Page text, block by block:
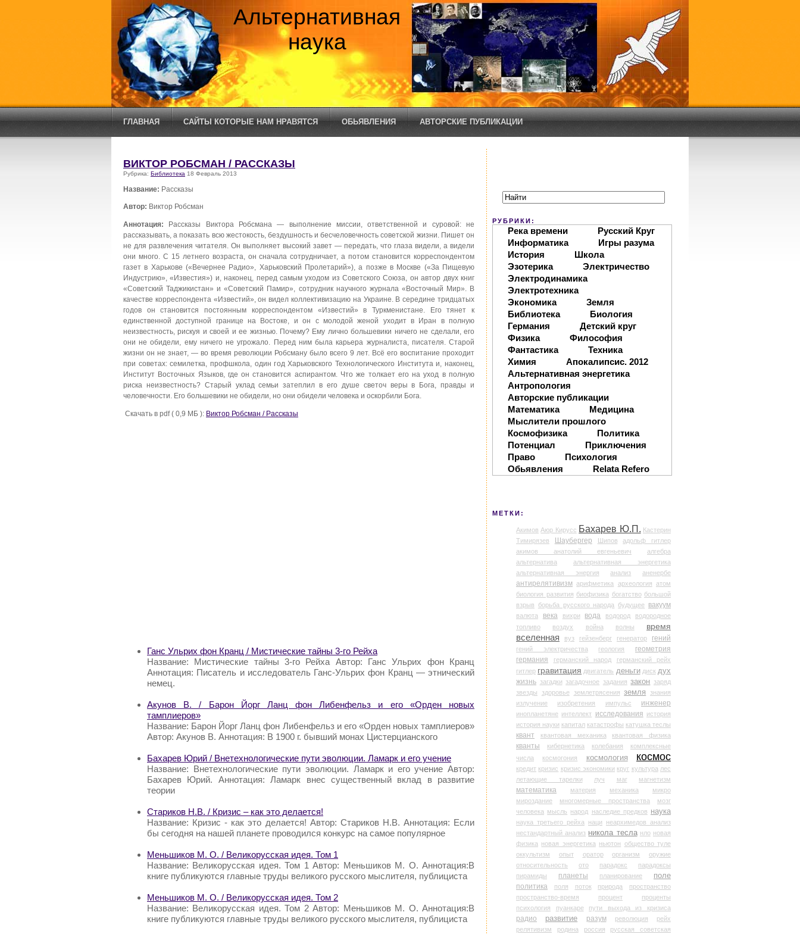
Альтернативная
наука
ГЛАВНАЯ САЙТЫ КОТОРЫЕ НАМ НРАВЯТСЯ ОБЬЯВЛЕНИЯ АВТОРСКИЕ ПУБЛИКАЦИИ
ВИКТОР РОБСМАН / РАССКАЗЫ
Рубрика: Библиотека 18 Февраль 2013
Название: Рассказы
Автор: Виктор Робсман
Аннотация: Рассказы Виктора Робсмана — выполнение миссии, ответственной и суровой: не
рассказывать, а показать всю жестокость, бездушность и бесчеловечность советской жизни. Пишет он
не для развлечения читателя. Он выполняет высокий завет — передать, что глаза видели, а видели
они много. С 15 летнего возраста, он сначала сотрудничает, а потом становится корреспондентом
газет в Харькове («Вечернее Радио», Харьковский Пролетарий»), а позже в Москве («За Пищевую
Индустрию», «Известия») и, наконец, перед самым уходом из Советского Союза, он автор двух книг
«Советский Таджикистан» и «Советский Памир», сотрудник научного журнала «Восточный Мир». В
качестве корреспондента «Известий», он видел коллективизацию на Украине. В середине тридцатых
годов он становится постоянным корреспондентом «Известий» в Туркменистане. Его тянет к
единственной доступной границе на Востоке, и он с молодой женой уходит в Иран в полную
неизвестность, рискуя и своей и ее жизнью. Почему? Ему лично большевики ничего не сделали, его
они не обидели, ему ничего не угрожало. Перед ним была карьера журналиста, писателя. Старой
жизни он не знает, — во время революции Робсману было всего 9 лет. Всё его воспитание проходит
при советах: семилетка, профшкола, один год Харьковского Технологического Института и, наконец,
Институт Восточных Языков, где он становится аспирантом. Что же толкает его на уход в полную
риска неизвестность? Старый уклад семьи затеплил в его душе светоч веры в Бога, правды и
человечности. Его большевики не обидели, но они обидели человека и оскорбили Бога.
Скачать в pdf ( 0,9 МБ ): Виктор Робсман / Рассказы
Ганс Ульрих фон Кранц / Мистические тайны 3-го Рейха
Название: Мистические тайны 3-го Рейха Автор: Ганс Ульрих фон Кранц
Аннотация: Писатель и исследователь Ганс-Ульрих фон Кранц — этнический
немец.
Акунов В. / Барон Йорг Ланц фон Либенфельз и его «Орден новых
тамплиеров»
Название: Барон Йорг Ланц фон Либенфельз и его «Орден новых тамплиеров»
Автор: Акунов В. Аннотация: В 1900 г. бывший монах Цистерцианского
Бахарев Юрий / Внетехнологические пути эволюции. Ламарк и его учение
Название: Внетехнологические пути эволюции. Ламарк и его учение Автор:
Бахарев Юрий. Аннотация: Ламарк внес существенный вклад в развитие
теории
Стариков Н.В. / Кризис – как это делается!
Название: Кризис - как это делается! Автор: Стариков Н.В. Аннотация: Если
бы сегодня на нашей планете проводился конкурс на самое популярное
Меньшиков М. О. / Великорусская идея. Том 1
Название: Великорусская идея. Том 1 Автор: Меньшиков М. О. Аннотация:В
книге публикуются главные труды великого русского мыслителя, публициста
Меньшиков М. О. / Великорусская идея. Том 2
Название: Великорусская идея. Том 2 Автор: Меньшиков М. О. Аннотация:В
книге публикуются главные труды великого русского мыслителя, публициста
РУБРИКИ:
Река времени
Русский Круг
Информатика
Игры разума
История
Школа
Эзотерика
Электричество
Электродинамика
Электротехника
Экономика
Земля
Библиотека
Биология
Германия
Детский круг
Физика
Философия
Фантастика
Техника
Химия
Апокалипсис. 2012
Альтернативная энергетика
Антропология
Авторские публикации
Математика
Медицина
Мыслители прошлого
Космофизика
Политика
Потенциал
Приключения
Право
Психология
Обьявления
Relata Refero
МЕТКИ:
Акимов Аюр Кирусс Бахарев Ю.П. Кастерин
Тимирязев
Шаубергер Шипов
адольф гитлер
акимов анатолий евгеньевич
алгебра
альтернатива
альтернативная энергетика
альтернативная энергия
анализ аненербе
антирелятивизм арифметика археология атом
биология развития биофизика богатство большой
взрыв
борьба русского народа будущее вакуум
валюта века вихри вода водород
водородное
топливо
воздух война волны
время
вселенная
вуз гейзенберг генератор гений
гений электричества геология
геометрия
германия
германский народ
германский рейх
гитлер гравитация двигатель деньги диск дух
жизнь загадки загадочное задания закон заряд
звезды
здоровье землетрясения земля
знания
излучение
изобретения импульс инженер
инопланетяне интеллект исследования история
история науки капитал катастрофы катушка теслы
квант квантовая механика квантовая физика
кванты кибернетика колебания
комплексные
числа
космогония космология космос
кредит кризис кризис экономики круг культура лес
летающие тарелки
луч маг магнетизм
математика материя механика
микро
мироздание
многомерные пространства
мозг
человека мысль народ наследие предков наука
наука третьего рейха наци
неархимедов анализ
нестандартный анализ никола тесла нло новая
физика новая энергетика ньютон общество туле
оккультизм
опыт оратор организм
оружие
относительность
ото парадокс
парадоксы
пирамиды
планеты планирование
поле
политика
поля поток природа
пространство
пространство-время
процент
проценты
психология
пуанкаре пути выхода из кризиса
радио развитие разум революция
рейх
релятивизм
родина россия
русская советская